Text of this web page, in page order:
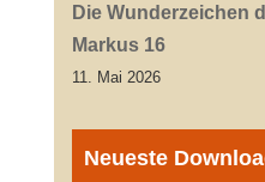
Die Wunderzeichen
Markus 16
11. Mai 2026
Neueste